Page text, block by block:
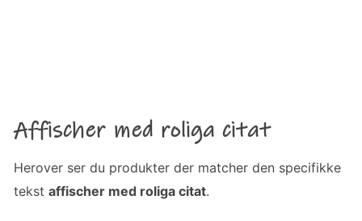
Affischer med roliga citat
Herover ser du produkter der matcher den specifikke
tekstaffischer med roliga citat.